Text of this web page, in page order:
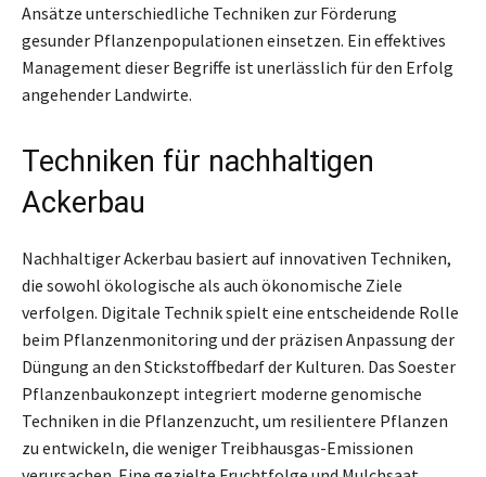
Ansätze unterschiedliche Techniken zur Förderung
gesunder Pflanzenpopulationen einsetzen. Ein effektives
Management dieser Begriffe ist unerlässlich für den Erfolg
angehender Landwirte.
Techniken für nachhaltigen
Ackerbau
Nachhaltiger Ackerbau basiert auf innovativen Techniken,
die sowohl ökologische als auch ökonomische Ziele
verfolgen. Digitale Technik spielt eine entscheidende Rolle
beim Pflanzenmonitoring und der präzisen Anpassung der
Düngung an den Stickstoffbedarf der Kulturen. Das Soester
Pflanzenbaukonzept integriert moderne genomische
Techniken in die Pflanzenzucht, um resilientere Pflanzen
zu entwickeln, die weniger Treibhausgas-Emissionen